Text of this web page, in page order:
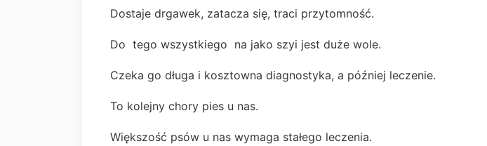
Dostaje drgawek, zatacza się, traci przytomność.
Do tego wszystkiego na jako szyi jest duże wole.
Czeka go długa i kosztowna diagnostyka, a później leczenie.
To kolejny chory pies u nas.
Większość psów u nas wymaga stałego leczenia.